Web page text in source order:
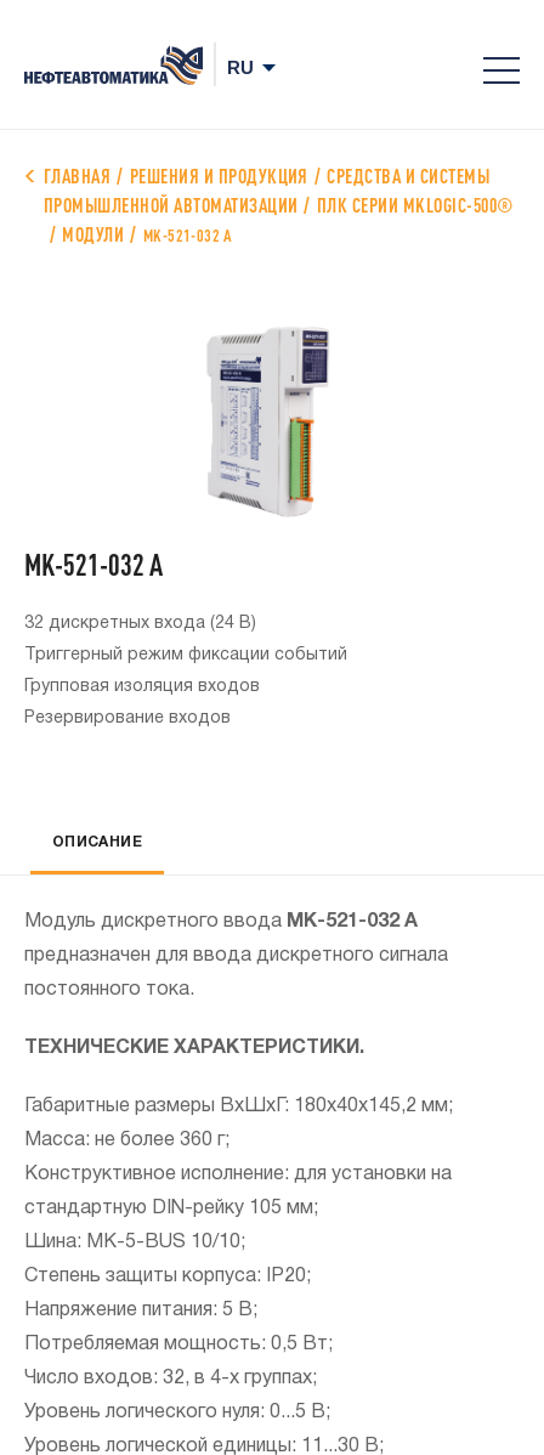
78-
ГЛАВНАЯ РЕШЕНИЯ И ПРОДУКЦИЯ
СРЕДСТВА И СИСТЕМЫ
ПРОМЫШЛЕННОЙ АВТОМАТИЗАЦИИ
ПЛК СЕРИИ MKLOGIC-500®
МОДУЛИ
MK-521-032 А
MK-521-032 А
32 дискретных входа (24 В)
Триггерный режим фиксации событий
Групповая изоляция входов
Резервирование входов
ОПИСАНИЕ
Модуль дискретного ввода МК-521-032 А
предназначен для ввода дискретного сигнала
постоянного тока.
ТЕХНИЧЕСКИЕ ХАРАКТЕРИСТИКИ.
Габаритные размеры ВxШxГ: 180x40x145,2 мм;
Масса: не более 360 г;
Конструктивное исполнение: для установки на
стандартную DIN-рейку 105 мм;
Шина: МК-5-BUS 10/10;
Степень защиты корпуса: IP20;
Напряжение питания: 5 В;
Потребляемая мощность: 0,5 Вт;
Число входов: 32, в 4-х группах;
Уровень логического нуля: 0...5 В;
Уровень логической единицы: 11...30 В;